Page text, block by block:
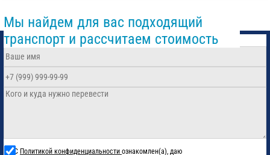
Мы найдем для вас подходящий
транспорт и рассчитаем стоимость
С Политикой конфиденциальности ознакомлен(а), даю